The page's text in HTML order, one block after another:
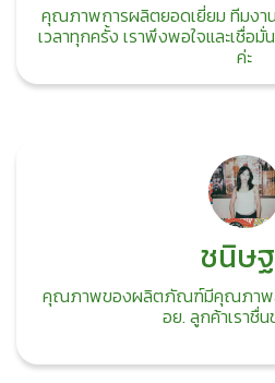
คุณภาพการผลิตยอดเยี่ยม ทีมงา
เวลาทุกครั้ง เราพึงพอใจและเชื่อ
ค่ะ
ชนิษ
คุณภาพของผลิตภัณฑ์มีคุณภาพสู
อย. ลูกค้าเราชื่